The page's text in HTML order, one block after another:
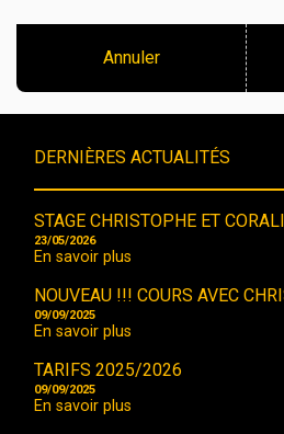
Annuler
DERNIÈRES ACTUALITÉS
STAGE CHRISTOPHE ET
23/05/2026
En savoir plus
NOUVEAU !!! COURS AVEC
09/09/2025
En savoir plus
TARIFS 2025/2026
09/09/2025
En savoir plus